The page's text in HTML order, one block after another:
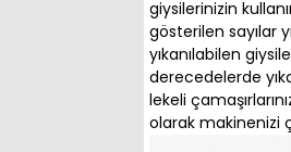
giysilerinizin
gösterilen sayılar
yıkanılabilen
derecedelerde
lekeli
olarak makinenizi